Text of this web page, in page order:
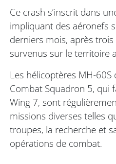
Ce crash s’inscrit dans
impliquant des aéronefs
derniers mois, après
survenus sur le territoire
Les hélicoptères MH-60S
Combat Squadron 5, qui
Wing 7, sont
missions diverses telles
troupes, la recherche et
opérations de combat.